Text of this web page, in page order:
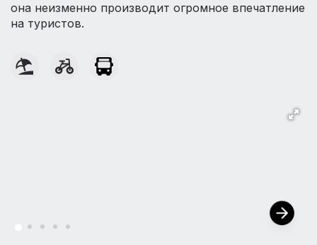
она неизменно производит огромное впечатление
на туристов.